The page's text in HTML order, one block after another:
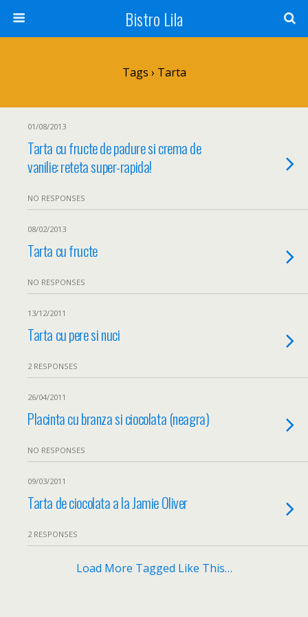
Bistro Lila
Tags › Tarta
01/08/2013
Tarta cu fructe de padure si crema de
vanilie: reteta super-rapida!
NO RESPONSES
08/02/2013
Tarta cu fructe
NO RESPONSES
13/12/2011
Tarta cu pere si nuci
2 RESPONSES
26/04/2011
Placinta cu branza si ciocolata (neagra)
NO RESPONSES
09/03/2011
Tarta de ciocolata a la Jamie Oliver
2 RESPONSES
Load More Tagged Like This…